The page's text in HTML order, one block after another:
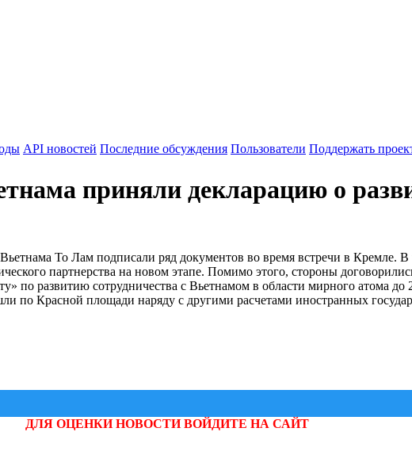
API новостей Последние обсуждения Пользователи Поддержать
приняли декларацию о
То Лам подписали ряд документов во время встречи в Кремле.
партнерства на новом этапе. Помимо этого, стороны
по развитию сотрудничества с Вьетнамом в области мирного атома
по Красной площади наряду с другими расчетами иностранных
ДЛЯ ОЦЕНКИ НОВОСТИ ВОЙДИТЕ НА САЙТ